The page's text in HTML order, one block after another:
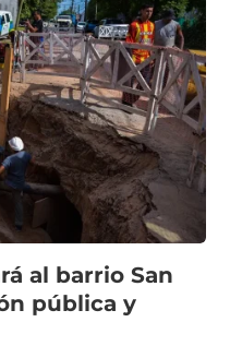
al barrio San
pública y